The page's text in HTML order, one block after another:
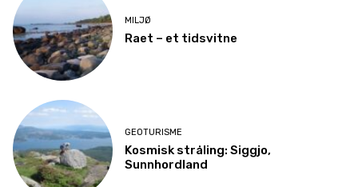
MILJØ
Raet – et tidsvitne
GEOTURISME
Kosmisk stråling: Siggjo,
Sunnhordland